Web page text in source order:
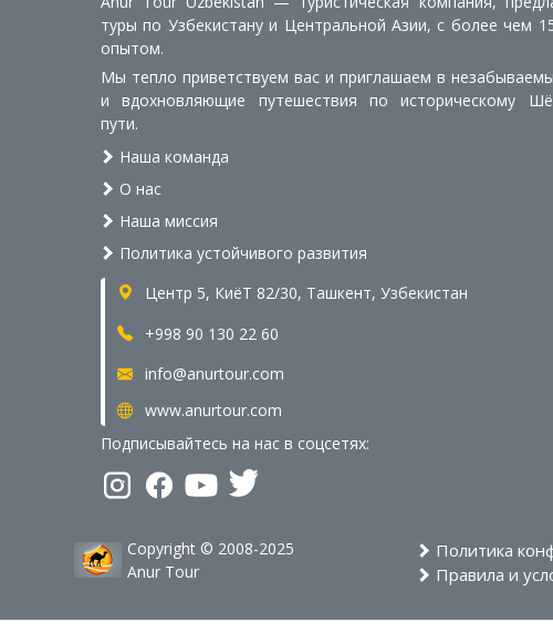
туры по Узбекистану и Центральной Азии, с более чем
опытом.
Мы тепло приветствуем вас и приглашаем в
и вдохновляющие путешествия по историческому
пути.
Наша команда
О нас
Наша миссия
Политика устойчивого развития
Центр 5, КиёТ 82/30, Ташкент, Узбекистан
+998 90 130 22 60
info@anurtour.com
www.anurtour.com
Подписывайтесь на нас в соцсетях:
Copyright © 2008-2025
Anur Tour
Политика
Правила и